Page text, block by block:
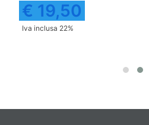
€ 19,50
Iva inclusa 22%